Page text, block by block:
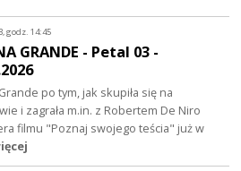
godz. 14:45
GRANDE - Petal 03 -
po tym, jak skupiła się na
i zagrała m.in. z Robertem De Niro
filmu "Poznaj swojego teścia" już w